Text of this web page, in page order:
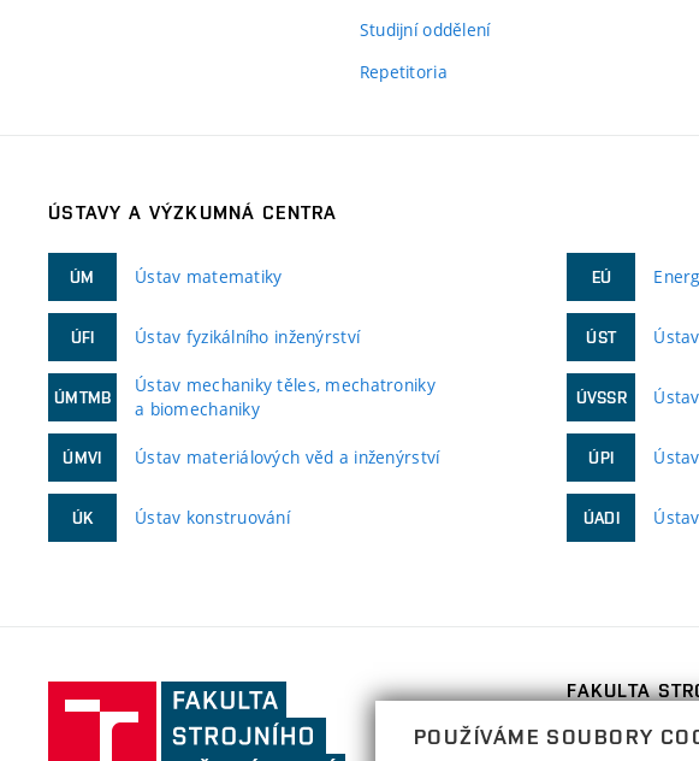
Studijní oddělení
Repetitoria
ÚSTAVY A VÝZKUMNÁ CENTRA
ÚM Ústav matematiky
ÚFI Ústav fyzikálního inženýrství
ÚMTMB
Ústav mechaniky těles, mechatroniky
a biomechaniky
ÚMVI Ústav materiálových věd a inženýrství
ÚK Ústav konstruování
EÚ
ÚST
ÚVSSR
ÚPI
ÚADI
Fakulta
inženýrství,
FAKULTA
Technická 2896/
POUŽÍVÁME SOUBORY